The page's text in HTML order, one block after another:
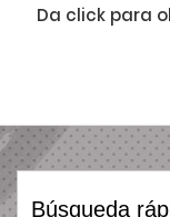
Da click para
Search
for: